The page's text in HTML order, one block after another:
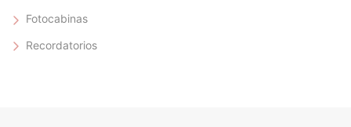
Fotocabinas
Recordatorios